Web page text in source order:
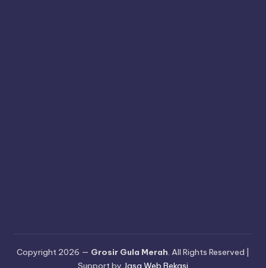
Copyright 2026 — Grosir Gula Merah. All Rights Reserved |
Support by Jasa Web Bekasi